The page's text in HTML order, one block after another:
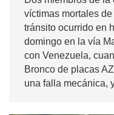
víctimas mortales
tránsito ocurrido en
domingo en la vía
con Venezuela,
Bronco de placas
una falla mecánica,